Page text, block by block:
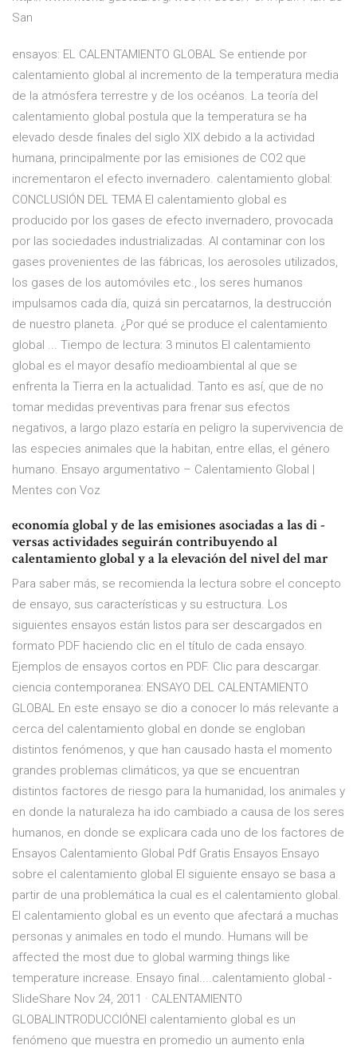
San
ensayos: EL CALENTAMIENTO GLOBAL Se entiende por
calentamiento global al incremento de la temperatura media
de la atmósfera terrestre y de los océanos. La teoría del
calentamiento global postula que la temperatura se ha
elevado desde finales del siglo XIX debido a la actividad
humana, principalmente por las emisiones de CO2 que
incrementaron el efecto invernadero. calentamiento global:
CONCLUSIÓN DEL TEMA El calentamiento global es
producido por los gases de efecto invernadero, provocada
por las sociedades industrializadas. Al contaminar con los
gases provenientes de las fábricas, los aerosoles utilizados,
los gases de los automóviles etc., los seres humanos
impulsamos cada día, quizá sin percatarnos, la destrucción
de nuestro planeta. ¿Por qué se produce el calentamiento
global ... Tiempo de lectura: 3 minutos El calentamiento
global es el mayor desafío medioambiental al que se
enfrenta la Tierra en la actualidad. Tanto es así, que de no
tomar medidas preventivas para frenar sus efectos
negativos, a largo plazo estaría en peligro la supervivencia de
las especies animales que la habitan, entre ellas, el género
humano. Ensayo argumentativo – Calentamiento Global |
Mentes con Voz
economía global y de las emisiones asociadas a las di -
versas actividades seguirán contribuyendo al
calentamiento global y a la elevación del nivel del mar
Para saber más, se recomienda la lectura sobre el concepto
de ensayo, sus características y su estructura. Los
siguientes ensayos están listos para ser descargados en
formato PDF haciendo clic en el título de cada ensayo.
Ejemplos de ensayos cortos en PDF. Clic para descargar.
ciencia contemporanea: ENSAYO DEL CALENTAMIENTO
GLOBAL En este ensayo se dio a conocer lo más relevante a
cerca del calentamiento global en donde se engloban
distintos fenómenos, y que han causado hasta el momento
grandes problemas climáticos, ya que se encuentran
distintos factores de riesgo para la humanidad, los animales y
en donde la naturaleza ha ido cambiado a causa de los seres
humanos, en donde se explicara cada uno de los factores de
Ensayos Calentamiento Global Pdf Gratis Ensayos Ensayo
sobre el calentamiento global El siguiente ensayo se basa a
partir de una problemática la cual es el calentamiento global.
El calentamiento global es un evento que afectará a muchas
personas y animales en todo el mundo. Humans will be
affected the most due to global warming things like
temperature increase. Ensayo final....calentamiento global -
SlideShare Nov 24, 2011 · CALENTAMIENTO
GLOBALINTRODUCCIÓNEl calentamiento global es un
fenómeno que muestra en promedio un aumento enla